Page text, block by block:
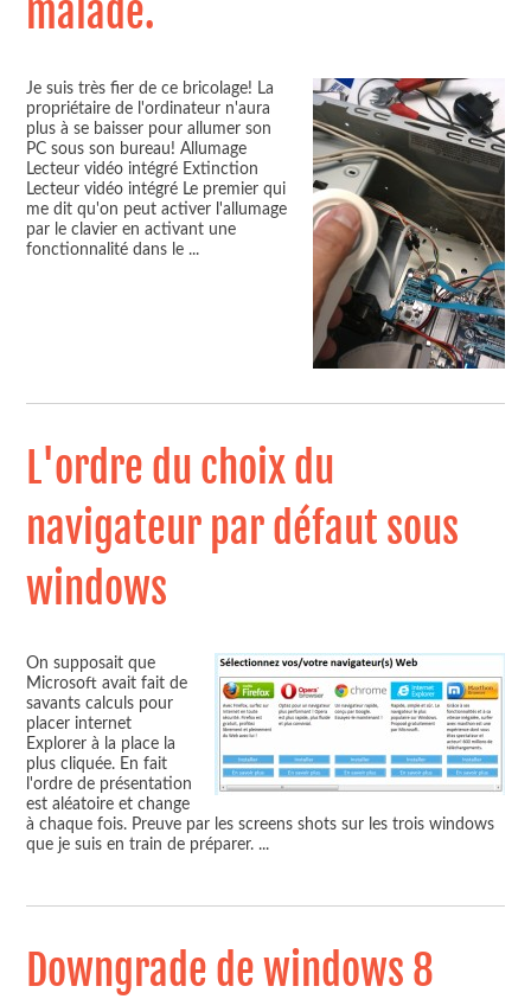
malade.
Je suis très fier de ce bricolage! La
propriétaire de l'ordinateur n'aura
plus à se baisser pour allumer son
PC sous son bureau! Allumage
Lecteur vidéo intégré Extinction
Lecteur vidéo intégré Le premier qui
me dit qu'on peut activer l'allumage
par le clavier en activant une
fonctionnalité dans le ...
L'ordre du choix du
navigateur par défaut sous
windows
On supposait que
Microsoft avait fait de
savants calculs pour
placer internet
Explorer à la place la
plus cliquée. En fait
l'ordre de présentation
est aléatoire et change
à chaque fois. Preuve par les screens shots sur les trois windows
que je suis en train de préparer. ...
Downgrade de windows 8